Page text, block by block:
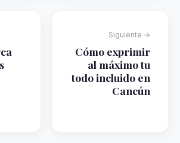
Siguiente →
Cómo exprimir
al máximo tu
todo incluido en
Cancún